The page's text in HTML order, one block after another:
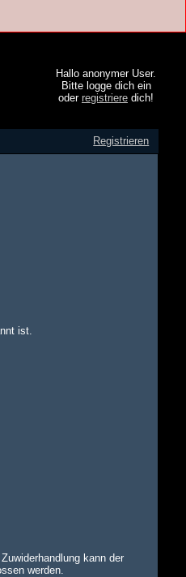
Hallo anonymer User.
Bitte logge dich ein
oder registriere dich!
Registrieren
ist.
kann der
werden.